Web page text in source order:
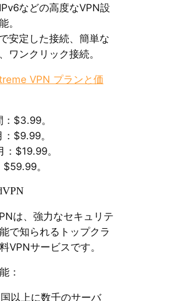
などの高度なVPN設
。
安定した接続、簡単な
ワンクリック接続。
VPN プランと価
：$3.99。
：$9.99。
：$19.99。
$59.99。
は、強力なセキュリテ
で知られるトップクラ
VPNサービスです。
：
以上に数千のサーバ